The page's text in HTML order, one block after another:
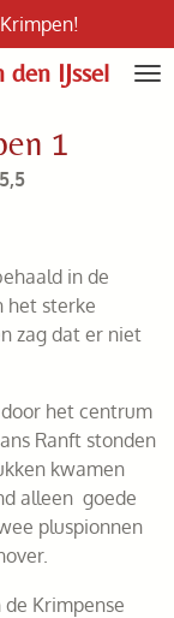
IJssel
1
in de
het sterke
zag dat er niet
het centrum
Ranft stonden
kwamen
alleen goede
pluspionnen
Krimpense